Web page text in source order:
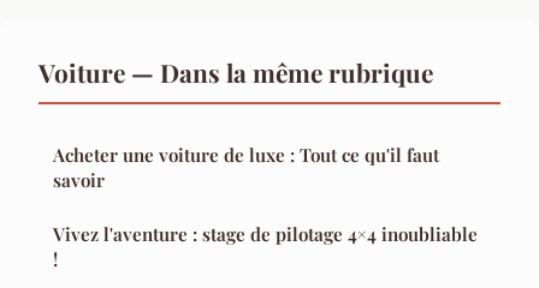
Voiture — Dans la même rubrique
Acheter une voiture de luxe : Tout ce qu'il faut
savoir
Vivez l'aventure : stage de pilotage 4×4 inoubliable
!